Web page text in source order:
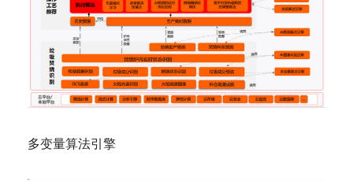
多变量算法引擎